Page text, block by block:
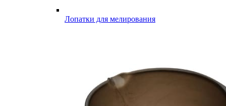
Лопатки для мелирования